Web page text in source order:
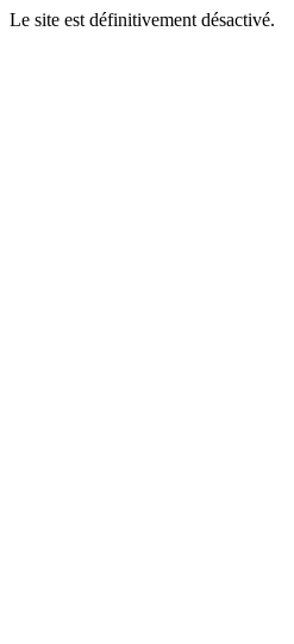
Le site est définitivement désactivé.